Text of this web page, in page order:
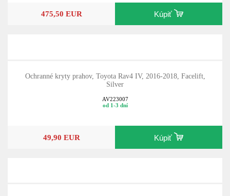
475,50 EUR Kúpiť
Ochranné kryty prahov, Toyota Rav4 IV, 2016-2018, Facelift,
Silver
AV223007
od 1-3 dní
49,90 EUR Kúpiť